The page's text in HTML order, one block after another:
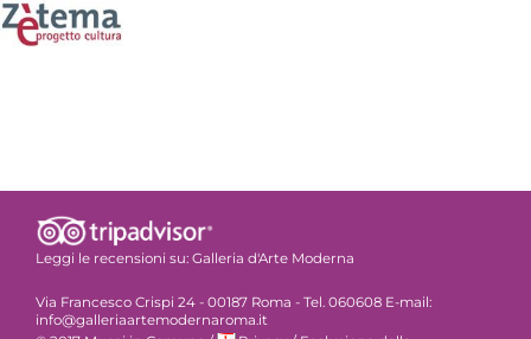
Leggi le recensioni su: Galleria d'Arte Moderna
Via Francesco Crispi 24 - 00187 Roma - Tel. 060608 E-mail:
info@galleriaartemodernaroma.it